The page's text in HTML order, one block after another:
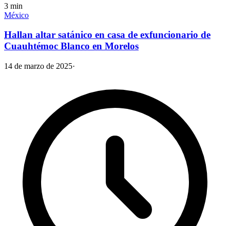
3 min
México
Hallan altar satánico en casa de exfuncionario de
Cuauhtémoc Blanco en Morelos
14 de marzo de 2025·